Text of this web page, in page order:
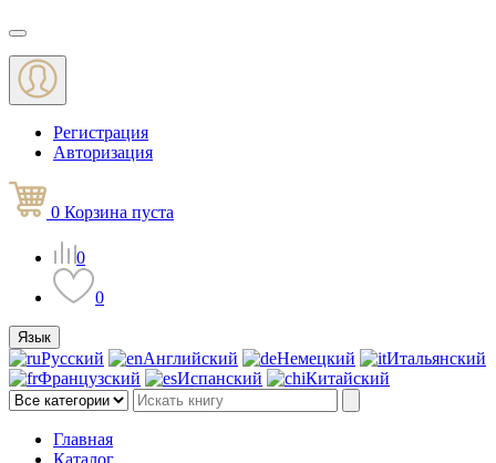
Меню
Регистрация
Авторизация
0 Корзина пуста
0
0
Язык
Русский Английский Немецкий
Итальянский
Французский
Испанский Китайский
Главная
Каталог